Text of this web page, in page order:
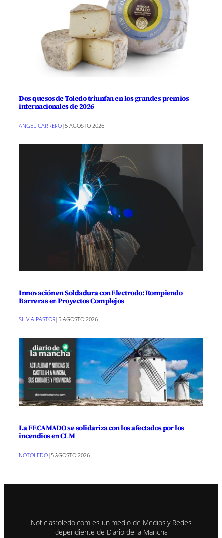
Dos quesos de Toledo triunfan en los grandes premios
internacionales de 2026
ANGEL CARRERO|5 AGOSTO 2026
Innovación en Soldadura con Electrodo: Rompiendo
Barreras en Proyectos Complejos
SILVIA PASTOR |5 AGOSTO 2026
La FECAMADO se solidariza con los afectados por los
incendios en CLM
NOTOLEDO| 5 AGOSTO 2026
Noticiastoledo.com es un medio de Medios y Redes
dependiente de Diario de la Mancha